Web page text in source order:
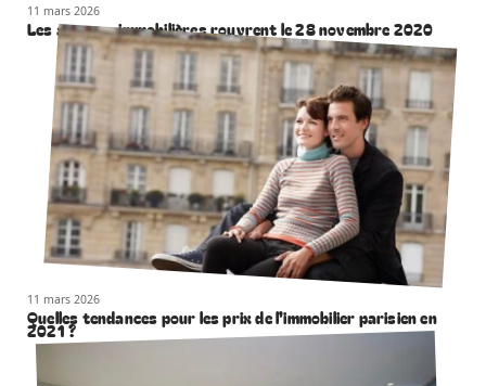
11 mars 2026
Les agences immobilières rouvrent le 28 novembre 2020
11 mars 2026
Quelles tendances pour les prix de l’immobilier parisien en
2021 ?